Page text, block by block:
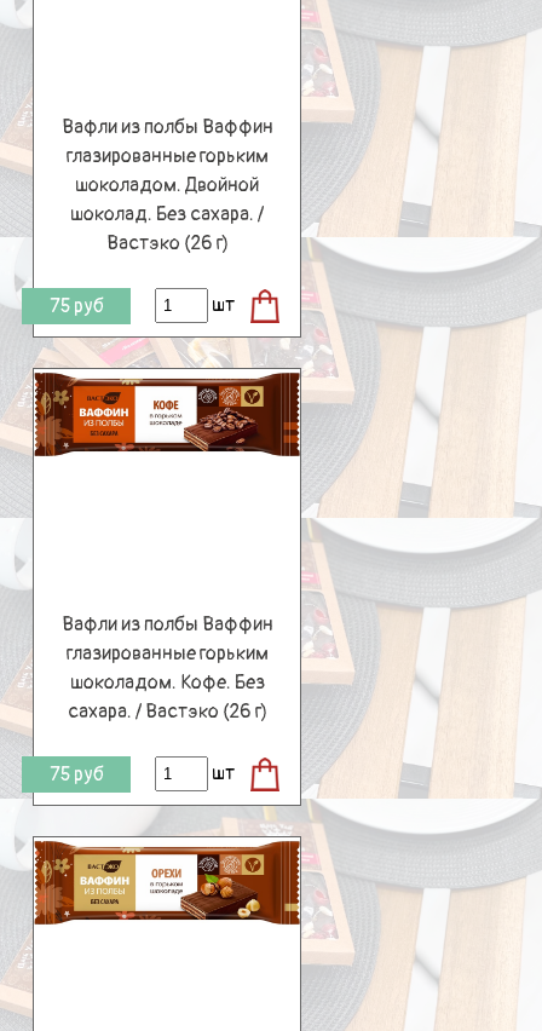
Вафли из полбы Ваффин
глазированные горьким
шоколадом. Двойной
шоколад. Без сахара. /
Вастэко (26 г)
75 руб шт
Вафли из полбы Ваффин
глазированные горьким
шоколадом. Кофе. Без
сахара. / Вастэко (26 г)
75 руб шт